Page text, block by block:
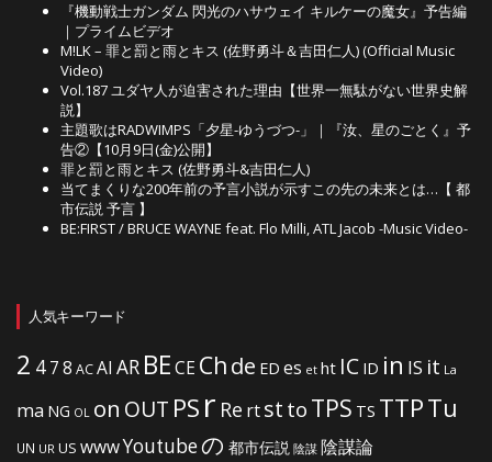
『機動戦士ガンダム 閃光のハサウェイ キルケーの魔女』予告編
｜プライムビデオ
M!LK – 罪と罰と雨とキス (佐野勇斗＆吉田仁人) (Official Music
Video)
Vol.187 ユダヤ人が迫害された理由【世界一無駄がない世界史解
説】
主題歌はRADWIMPS「夕星-ゆうづつ-」｜『汝、星のごとく』予
告②【10月9日(金)公開】
罪と罰と雨とキス (佐野勇斗&吉田仁人)
当てまくりな200年前の予言小説が示すこの先の未来とは…【 都
市伝説 予言 】
BE:FIRST / BRUCE WAYNE feat. Flo Milli, ATL Jacob -Music Video-
人気キーワード
2 478 ACAI AR BECE Chde ED es et ht IC ID in IS it La
ma NG OL on OUT PSr Re rtsttoTPS TS TTPTu
UN UR US wwwYoutubeの 都市伝説 陰謀 陰謀論